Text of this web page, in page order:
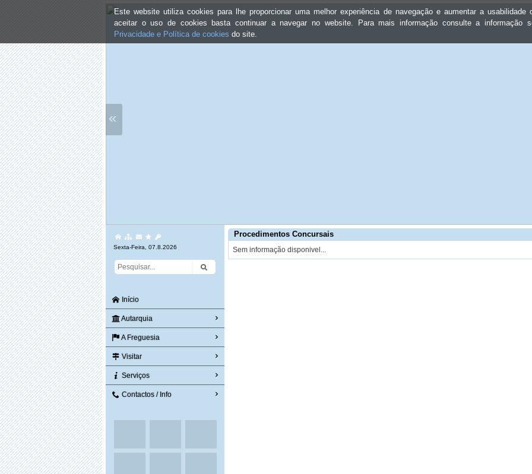
Este website utiliza cookies para lhe proporcionar uma melhor experiência de navegação e aumentar a usabilidade
aceitar o uso de cookies basta continuar a navegar no website. Para mais informação consulte a informação
Privacidade e Política de cookies do site.
«
Sexta-Feira, 07.8.2026
Início
Autarquia
A Freguesia
Visitar
Serviços
Contactos / Info
Procedimentos Concursais
Sem informação disponivel...